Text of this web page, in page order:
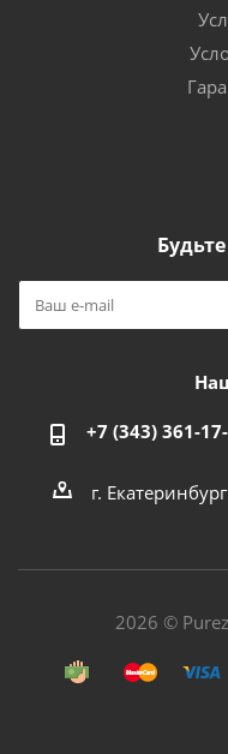
+7 (343) 361-
г. Екатеринбург
2026 ©